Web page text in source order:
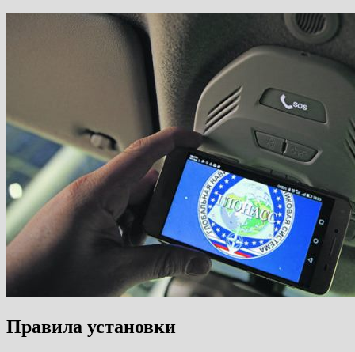
Правила установки